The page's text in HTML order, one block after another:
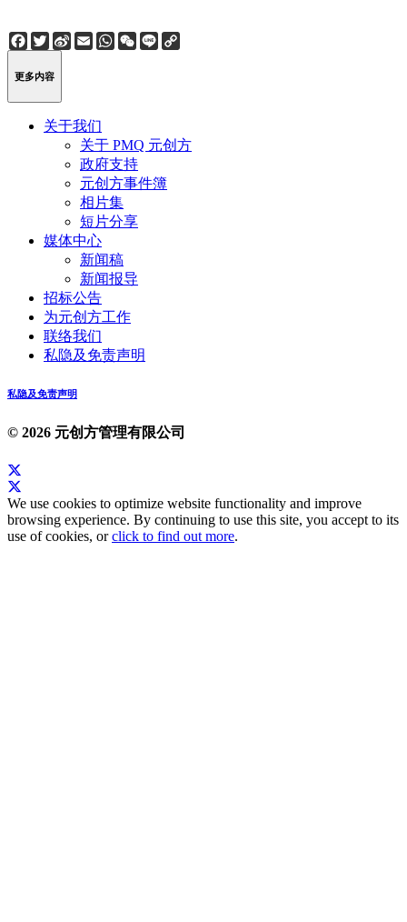
Facebook
Twitter
Sina
Weibo
EmailWhatsApp
WeChat
Line
更多内容
关于我们
关于 PMQ 元创方
政府支持
元创方事件簿
相片集
短片分享
媒体中心
新闻稿
新闻报导
招标公告
为元创方工作
联络我们
私隐及免责声明
私隐及免责声明
© 2026 元创方管理有限公司
We use cookies to optimize website functionality and improve
browsing experience. By continuing to use this site, you accept to its
use of cookies, orclick to find out more.